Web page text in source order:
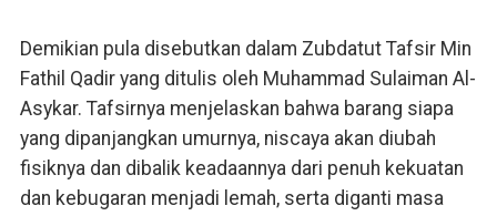
Demikian pula disebutkan dalam Zubdatut Tafsir Min
Fathil Qadir yang ditulis oleh Muhammad Sulaiman Al-
Asykar. Tafsirnya menjelaskan bahwa barang siapa
yang dipanjangkan umurnya, niscaya akan diubah
fisiknya dan dibalik keadaannya dari penuh kekuatan
dan kebugaran menjadi lemah, serta diganti masa